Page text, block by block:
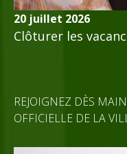
20 juillet 2026
Clôturer les
REJOIGNEZ DÈS
OFFICIELLE DE LA